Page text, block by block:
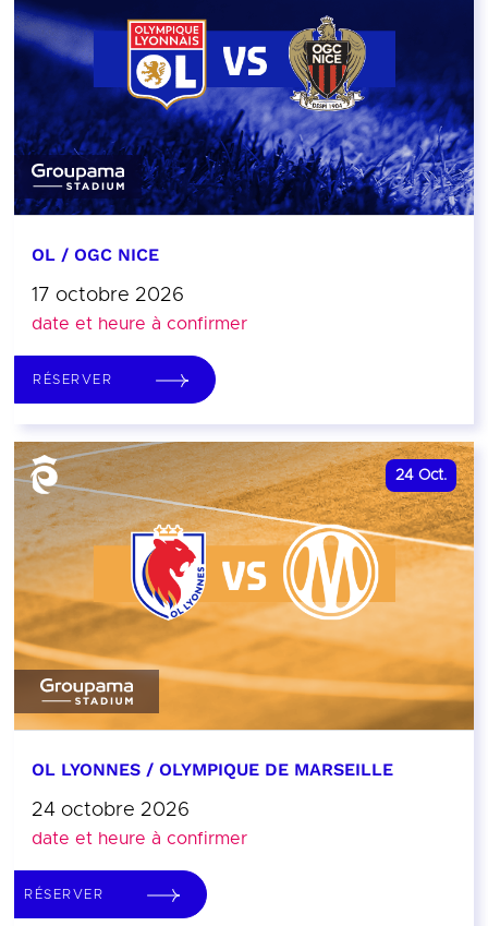
OL / OGC NICE
17 octobre 2026
date et heure à confirmer
RÉSERVER
24 Oct.
OL LYONNES / OLYMPIQUE DE MARSEILLE
24 octobre 2026
date et heure à confirmer
RÉSERVER